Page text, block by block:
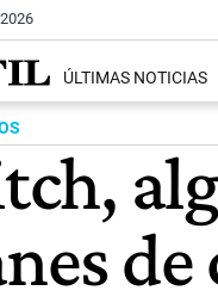
ÚLTIMAS NOTICIAS